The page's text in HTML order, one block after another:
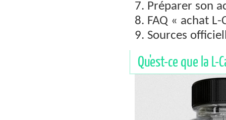
7. Préparer son
8. FAQ « achat
9. Sources
Qu'est-ce que la L-